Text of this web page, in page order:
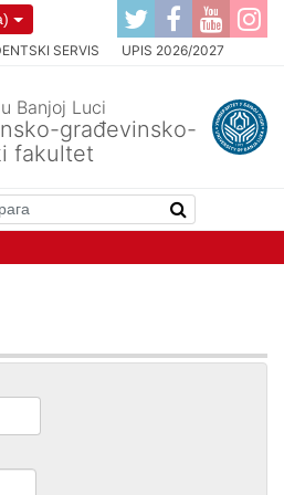
SERVIS UPIS 2026/2027
Banjoj Luci
građevinsko-
fakultet